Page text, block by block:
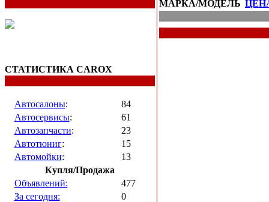
СТАТИСТИКА CAROX
Автосалоны:
84
Автосервисы:
61
Автозапчасти:
23
Автотюниг:
15
Автомойки:
13
Купля/Продажа
Объявлений:
477
За сегодня:
0
МАРКА/МОДЕЛЬ